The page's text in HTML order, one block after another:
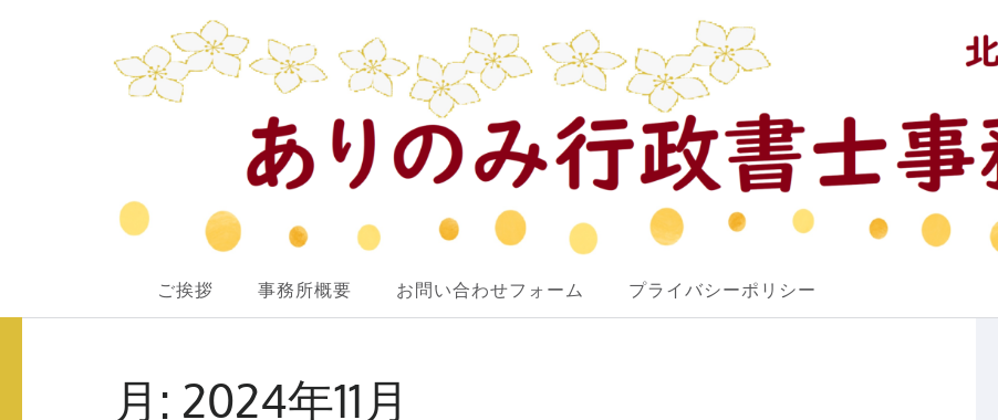
ありのみ行政書士事務所
あなたのナシをアリ！に変えていきたい
ご挨拶 事務所概要 お問い合わせフォーム プライバシーポリシー
月: 2024年11月